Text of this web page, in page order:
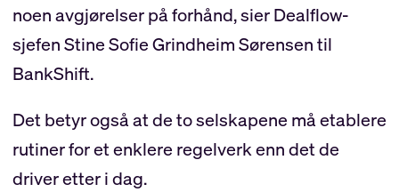
noen avgjørelser på forhånd, sier Dealflow-
sjefen Stine Sofie Grindheim Sørensen til
BankShift.
Det betyr også at de to selskapene må etablere
rutiner for et enklere regelverk enn det de
driver etter i dag.